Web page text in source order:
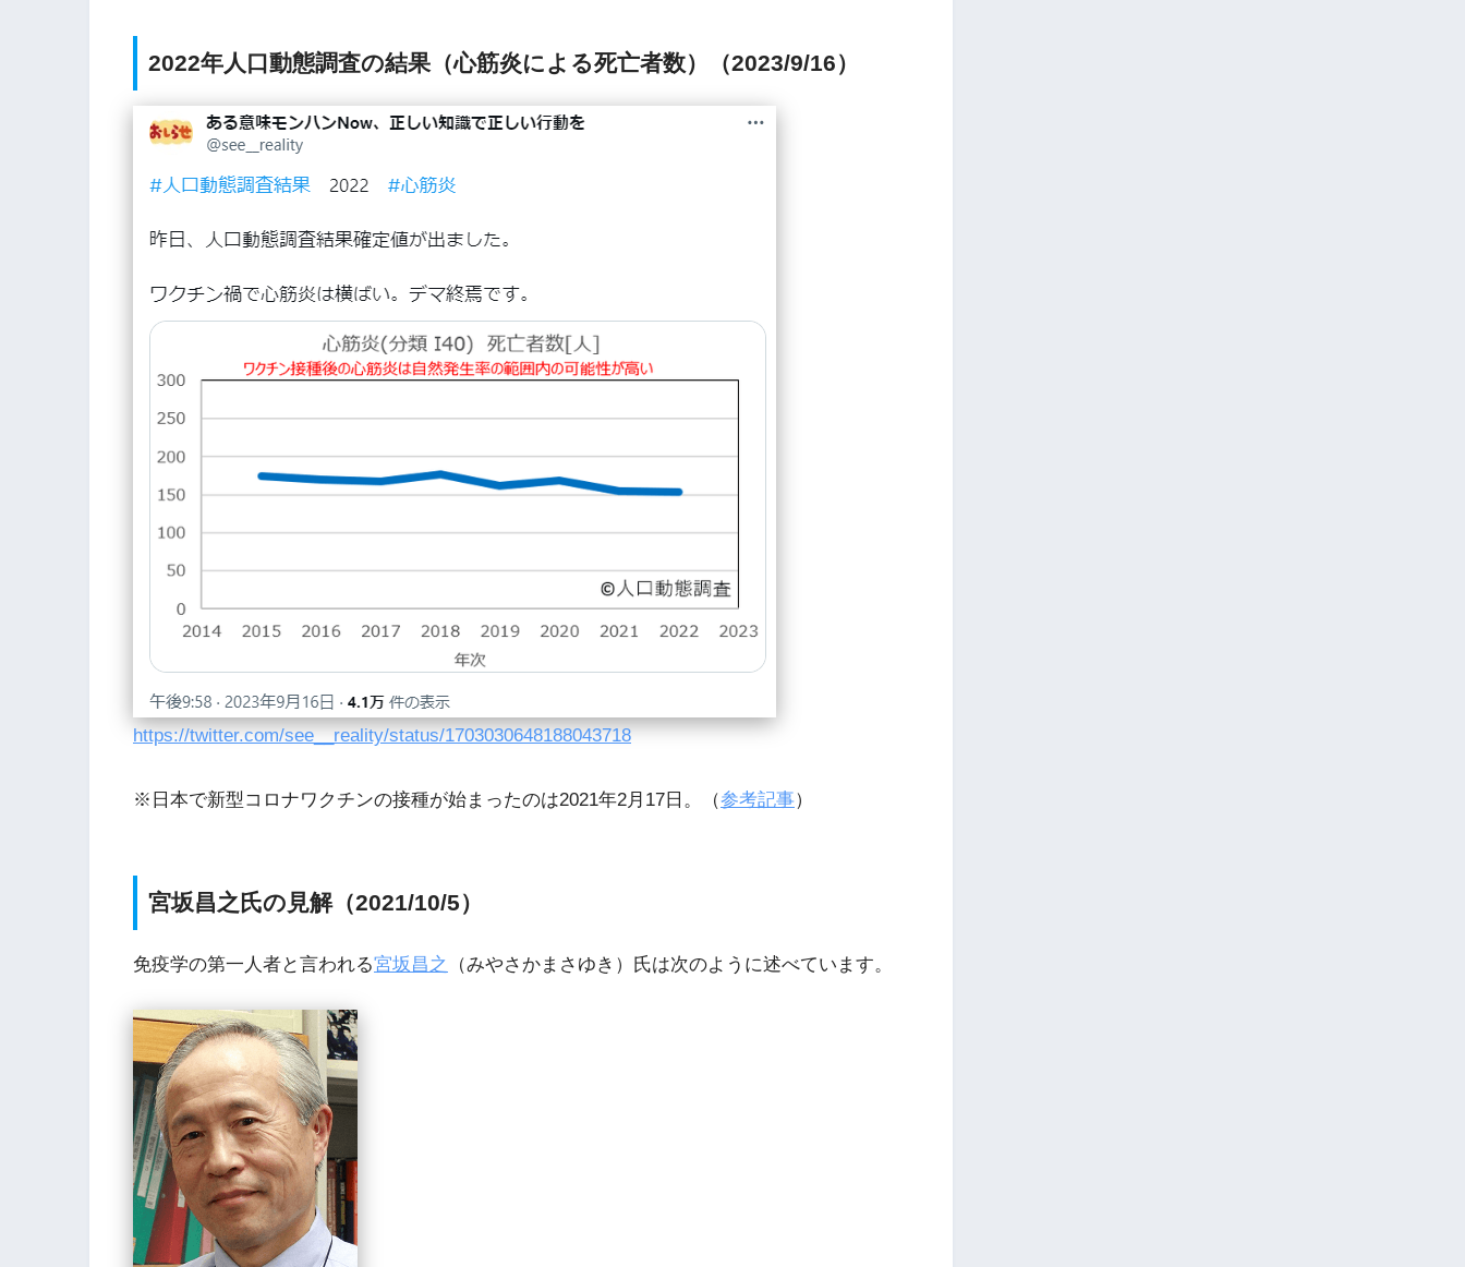
2022年人口動態調査の結果（心筋炎による死亡者数）（2023/9/16）
https://twitter.com/see__reality/status/1703030648188043718
※日本で新型コロナワクチンの接種が始まったのは2021年2月17日。（参考記事）
宮坂昌之氏の見解（2021/10/5）
免疫学の第一人者と言われる宮坂昌之 （みやさかまさゆき）氏は次のように述べています。